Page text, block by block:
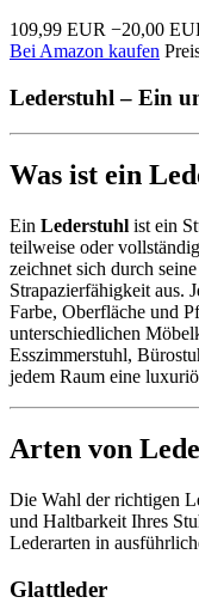
109,99 EUR −20,00
Bei Amazon kaufen
Lederstuhl – Ein
Was ist ein
Ein Lederstuhl ist ein
teilweise oder
zeichnet sich durch
Strapazierfähigkeit aus.
Farbe, Oberfläche und
unterschiedlichen
Esszimmerstuhl,
jedem Raum eine
Arten von
Die Wahl der richtigen
und Haltbarkeit Ihres
Lederarten in
Glattleder